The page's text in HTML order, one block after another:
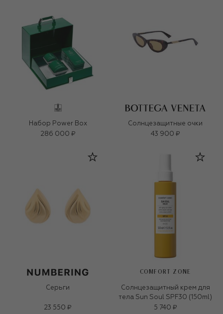
Набор Power Box
286 000 ₽
Солнцезащитные очки
43 900 ₽
Серьги
23 550 ₽
COMFORT ZONE
Солнцезащитный крем для
тела Sun Soul SPF30 (150ml)
5 740 ₽